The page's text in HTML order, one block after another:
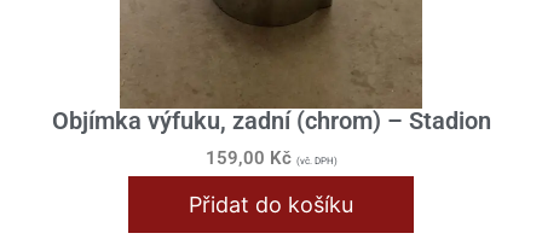
Objímka výfuku, zadní (chrom) – Stadion
159,00 Kč (vč. DPH)
Přidat do košíku